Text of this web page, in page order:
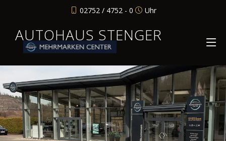
02752 / 4752 - 0 Uhr
AUTOHAUS STENGER